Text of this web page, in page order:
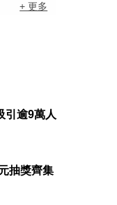
+ 更多
引逾9萬人
抽獎齊集